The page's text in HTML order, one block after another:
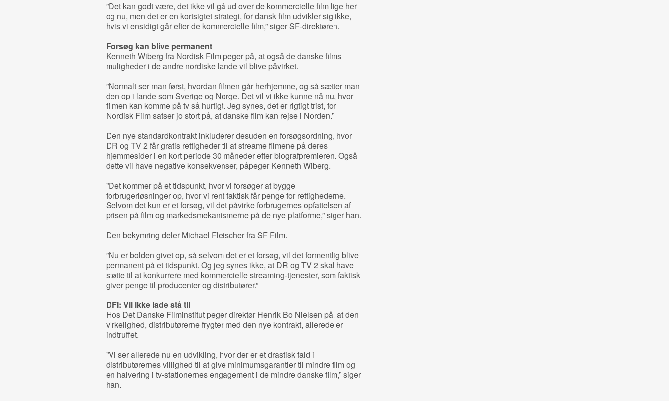
”Det kan godt være, det ikke vil gå ud over de kommercielle film lige her
og nu, men det er en kortsigtet strategi, for dansk film udvikler sig ikke,
hvis vi ensidigt går efter de kommercielle film,” siger SF-direktøren.
Forsøg kan blive permanent
Kenneth Wiberg fra Nordisk Film peger på, at også de danske films
muligheder i de andre nordiske lande vil blive påvirket.
”Normalt ser man først, hvordan filmen går herhjemme, og så sætter man
den op i lande som Sverige og Norge. Det vil vi ikke kunne nå nu, hvor
filmen kan komme på tv så hurtigt. Jeg synes, det er rigtigt trist, for
Nordisk Film satser jo stort på, at danske film kan rejse i Norden.”
Den nye standardkontrakt inkluderer desuden en forsøgsordning, hvor
DR og TV 2 får gratis rettigheder til at streame filmene på deres
hjemmesider i en kort periode 30 måneder efter biografpremieren. Også
dette vil have negative konsekvenser, påpeger Kenneth Wiberg.
”Det kommer på et tidspunkt, hvor vi forsøger at bygge
forbrugerløsninger op, hvor vi rent faktisk får penge for rettighederne.
Selvom det kun er et forsøg, vil det påvirke forbrugernes opfattelsen af
prisen på film og markedsmekanismerne på de nye platforme,” siger han.
Den bekymring deler Michael Fleischer fra SF Film.
”Nu er bolden givet op, så selvom det er et forsøg, vil det formentlig blive
permanent på et tidspunkt. Og jeg synes ikke, at DR og TV 2 skal have
støtte til at konkurrere med kommercielle streaming-tjenester, som faktisk
giver penge til producenter og distributører.”
DFI: Vil ikke lade stå til
Hos Det Danske Filminstitut peger direktør Henrik Bo Nielsen på, at den
virkelighed, distributørerne frygter med den nye kontrakt, allerede er
indtruffet.
”Vi ser allerede nu en udvikling, hvor der er et drastisk fald i
distributørernes villighed til at give minimumsgarantier til mindre film og
en halvering i tv-stationernes engagement i de mindre danske film,” siger
han.